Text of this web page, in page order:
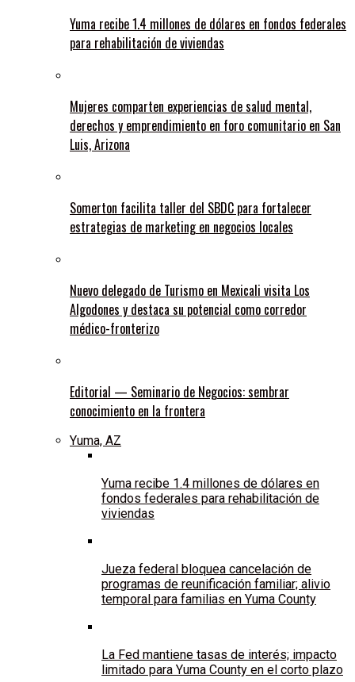
Yuma recibe 1.4 millones de dólares en fondos federales
para rehabilitación de viviendas
Mujeres comparten experiencias de salud mental,
derechos y emprendimiento en foro comunitario en San
Luis, Arizona
Somerton facilita taller del SBDC para fortalecer
estrategias de marketing en negocios locales
Nuevo delegado de Turismo en Mexicali visita Los
Algodones y destaca su potencial como corredor
médico-fronterizo
Editorial — Seminario de Negocios: sembrar
conocimiento en la frontera
Yuma, AZ
Yuma recibe 1.4 millones de dólares en
fondos federales para rehabilitación de
viviendas
Jueza federal bloquea cancelación de
programas de reunificación familiar; alivio
temporal para familias en Yuma County
La Fed mantiene tasas de interés; impacto
limitado para Yuma County en el corto plazo